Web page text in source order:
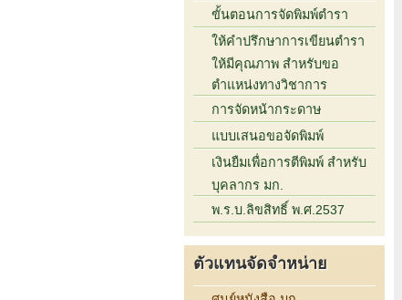
ขั้นตอนการจัดพิมพ์ตำรา
ให้คำปรึกษาการเขียนตำรา
ให้มีคุณภาพ สำหรับขอ
ตำแหน่งทางวิชาการ
การจัดหน้ากระดาษ
แบบเสนอขอจัดพิมพ์
เงินยืมเพื่อการตีพิมพ์ สำหรับ
บุคลากร มก.
พ.ร.บ.ลิขสิทธิ์ พ.ศ.2537
ตัวแทนจัดจำหน่าย